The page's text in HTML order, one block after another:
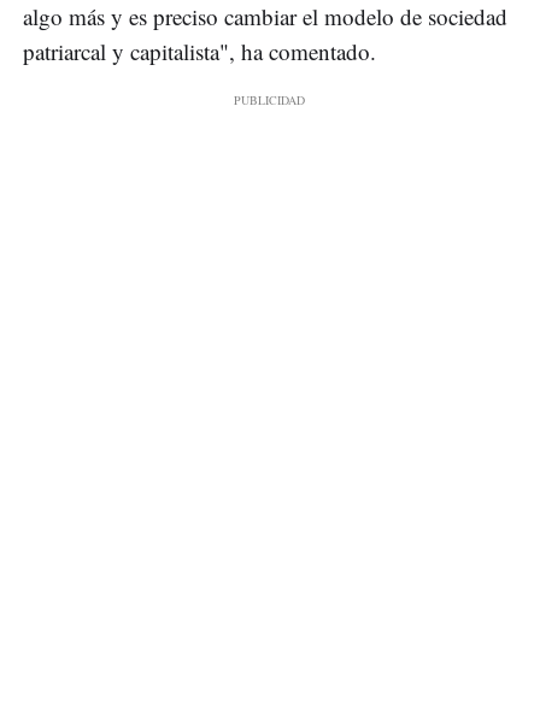
algo más y es preciso cambiar el modelo de sociedad
patriarcal y capitalista", ha comentado.